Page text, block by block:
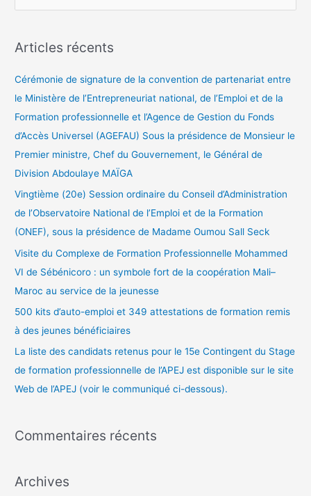
h
Articles récents
Cérémonie de signature de la convention de partenariat entre
le Ministère de l’Entrepreneuriat national, de l’Emploi et de la
Formation professionnelle et l’Agence de Gestion du Fonds
d’Accès Universel (AGEFAU) Sous la présidence de Monsieur le
Premier ministre, Chef du Gouvernement, le Général de
Division Abdoulaye MAÏGA
Vingtième (20e) Session ordinaire du Conseil d’Administration
de l’Observatoire National de l’Emploi et de la Formation
(ONEF), sous la présidence de Madame Oumou Sall Seck
Visite du Complexe de Formation Professionnelle Mohammed
VI de Sébénicoro : un symbole fort de la coopération Mali–
Maroc au service de la jeunesse
500 kits d’auto-emploi et 349 attestations de formation remis
à des jeunes bénéficiaires
La liste des candidats retenus pour le 15e Contingent du Stage
de formation professionnelle de l’APEJ est disponible sur le site
Web de l’APEJ (voir le communiqué ci-dessous).
Commentaires récents
Archives